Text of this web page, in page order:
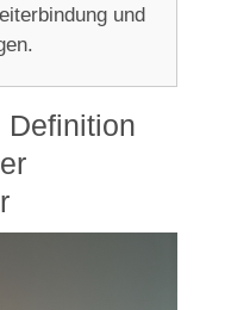
und
Definition